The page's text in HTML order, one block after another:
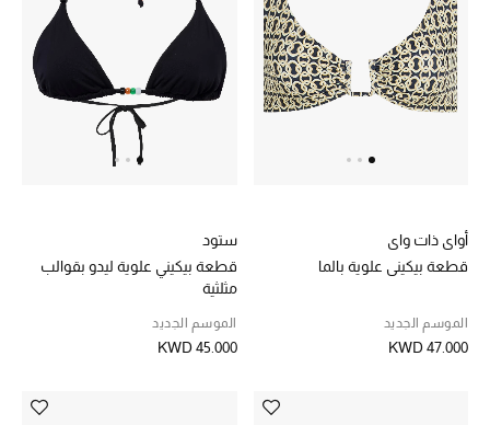
العودة إلى المدرسة
تسوقوا التشكيلة
الهدايا
ما وصلنا حديثا
أواي ذات واي
قطعة بيكيني علوية بالما
الموسم الجديد
KWD 47.000
ستود
قطعة بيكيني علوية ليدو بقوالب
مثلثية
الموسم الجديد
KWD 45.000